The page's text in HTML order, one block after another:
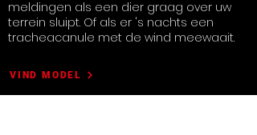
meldingen als een dier graag over uw
terrein sluipt. Of als er 's nachts een
tracheacanule met de wind meewaait.
VIND MODEL